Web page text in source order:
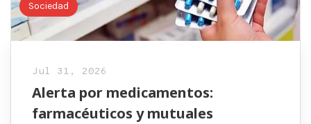
Sociedad
Jul 31, 2026
Alerta por medicamentos:
farmacéuticos y mutuales